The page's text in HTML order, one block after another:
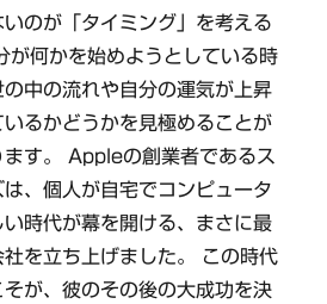
のが「タイミング」を考える
が何かを始めようとしている時
中の流れや自分の運気が上昇
いるかどうかを見極めることが
す。 Appleの創業者であるス
、個人が自宅でコンピュータ
時代が幕を開ける、まさに最
を立ち上げました。 この時代
が、彼のその後の大成功を決